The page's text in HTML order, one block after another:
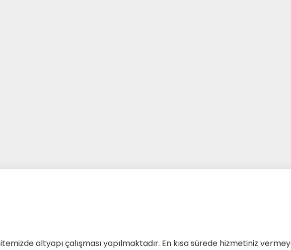
altyapı çalışması yapılmaktadır. En kısa sürede hizmetiniz